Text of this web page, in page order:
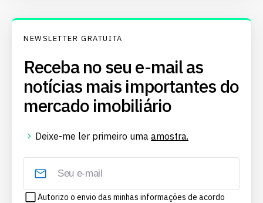
NEWSLETTER GRATUITA
Receba no seu e-mail as
notícias mais importantes do
mercado imobiliário
Deixe-me ler primeiro uma amostra.
Autorizo o envio das minhas informações de acordo